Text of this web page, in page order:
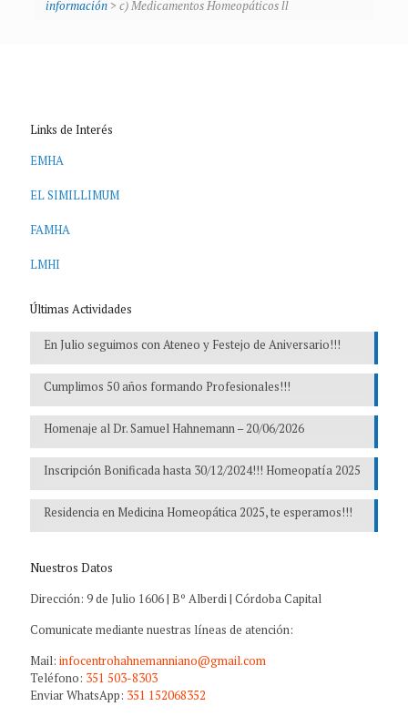
información> c) Medicamentos Homeopáticos ll
Links de Interés
EMHA
EL SIMILLIMUM
FAMHA
LMHI
Últimas Actividades
En Julio seguimos con Ateneo y Festejo de Aniversario!!!
Cumplimos 50 años formando Profesionales!!!
Homenaje al Dr. Samuel Hahnemann – 20/06/2026
Inscripción Bonificada hasta 30/12/2024!!! Homeopatía 2025
Residencia en Medicina Homeopática 2025, te esperamos!!!
Nuestros Datos
Dirección: 9 de Julio 1606 | Bº Alberdi | Córdoba Capital
Comunicate mediante nuestras líneas de atención:
Mail: infocentrohahnemanniano@gmail.com
Teléfono: 351 503-8303
Enviar WhatsApp: 351 152068352